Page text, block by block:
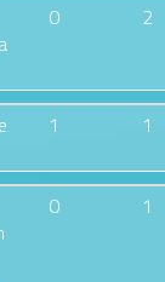
0 2
1 1
0 1